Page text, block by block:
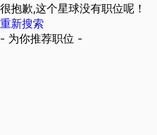
很抱歉,这个星球没有职位呢！
重新搜索
- 为你推荐职位 -